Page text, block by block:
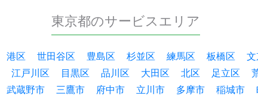
東京都のサービスエリア
港区 世田谷区 豊島区 杉並区 練馬区 板橋区 文
江戸川区 目黒区 品川区 大田区 北区 足立区
武蔵野市 三鷹市 府中市 立川市 多摩市 稲城市